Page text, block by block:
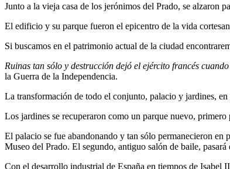
Junto a la vieja casa de los jerónimos del Prado, se alzaron
El edificio y su parque fueron el epicentro de la vida
Si buscamos en el patrimonio actual de la ciudad
Ruinas tan sólo y destrucción dejó el ejército francés
la Guerra de la Independencia.
La transformación de todo el conjunto, palacio y jardines,
Los jardines se recuperaron como un parque nuevo,
El palacio se fue abandonando y tan sólo permanecieron
Museo del Prado. El segundo, antiguo salón de baile,
Con el desarrollo industrial de España en tiempos de Isabel